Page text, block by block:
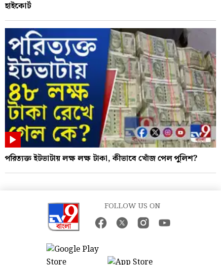
হাইকোর্ট
পরিত্যক্ত ইটভাটায় লক্ষ লক্ষ টাকা, কীভাবে খোঁজ পেল পুলিশ?
FOLLOW US ON